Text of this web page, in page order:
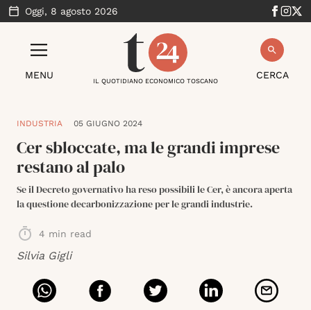
Oggi, 8 agosto 2026
MENU CERCA
IL QUOTIDIANO ECONOMICO TOSCANO
INDUSTRIA 05 GIUGNO 2024
Cer sbloccate, ma le grandi imprese
restano al palo
Se il Decreto governativo ha reso possibili le Cer, è ancora aperta
la questione decarbonizzazione per le grandi industrie.
4 min read
Silvia Gigli